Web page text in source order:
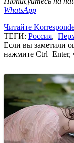
WhatsApp
Читайте
ТЕГИ: Россия,
Если вы заметили
нажмите Ctrl+Enter,